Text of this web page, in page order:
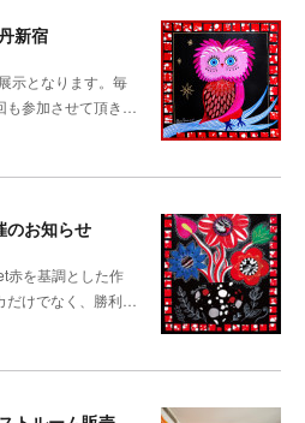
新宿
示となります。毎
も参加させて頂き…
のお知らせ
赤を基調とした作
だけでなく、勝利…